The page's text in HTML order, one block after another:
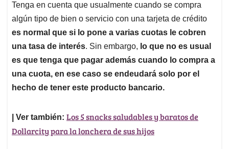
Tenga en cuenta que usualmente cuando se compra
algún tipo de bien o servicio con una tarjeta de crédito
es normal que si lo pone a varias cuotas le cobren
una tasa de interés. Sin embargo, lo que no es usual
es que tenga que pagar además cuando lo compra a
una cuota, en ese caso se endeudará solo por el
hecho de tener este producto bancario.
| Ver también: Los 5 snacks saludables y baratos de
Dollarcity para la lonchera de sus hijos